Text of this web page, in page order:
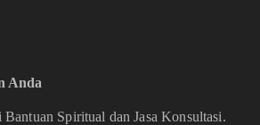
Anda
Spiritual dan Jasa Konsultasi.